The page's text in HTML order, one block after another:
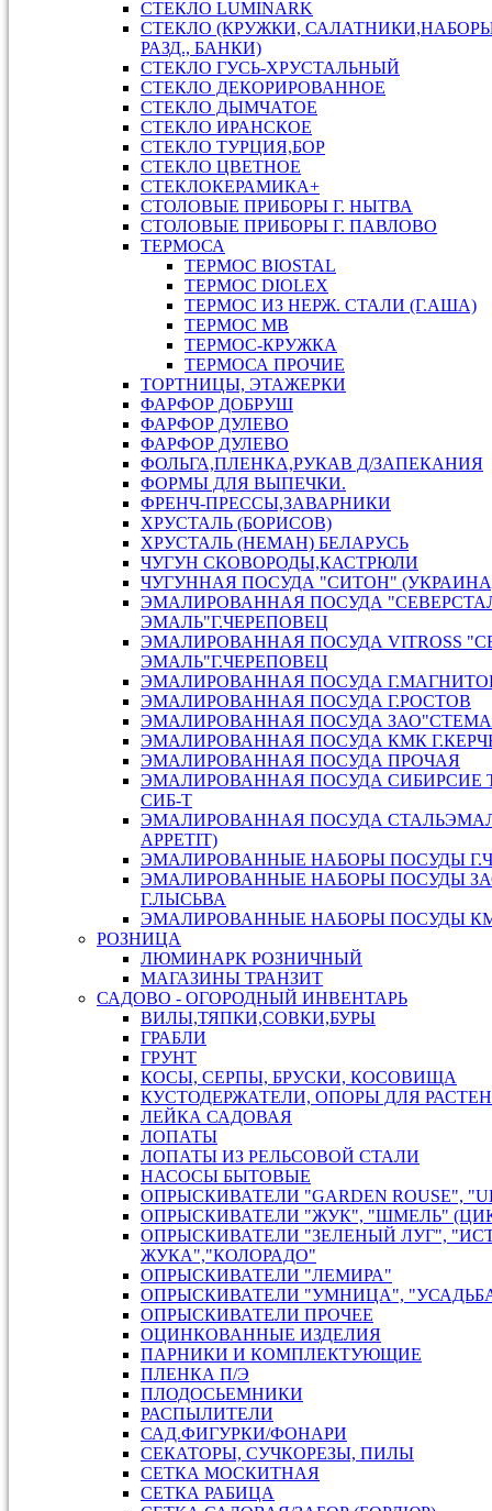
СТЕКЛО LUMINARK
СТЕКЛО (КРУЖКИ,
РАЗД., БАНКИ)
СТЕКЛО ГУСЬ-ХРУСТАЛЬНЫЙ
СТЕКЛО ДЕКОРИРОВАННОЕ
СТЕКЛО ДЫМЧАТОЕ
СТЕКЛО ИРАНСКОЕ
СТЕКЛО ТУРЦИЯ,БОР
СТЕКЛО ЦВЕТНОЕ
СТЕКЛОКЕРАМИКА+
СТОЛОВЫЕ ПРИБОРЫ Г. НЫТВА
СТОЛОВЫЕ ПРИБОРЫ Г. ПАВЛОВО
ТЕРМОСА
ТЕРМОС BIOSTAL
ТЕРМОС DIOLEX
ТЕРМОС ИЗ НЕРЖ. СТАЛИ (Г.АША)
ТЕРМОС МВ
ТЕРМОС-КРУЖКА
ТЕРМОСА ПРОЧИЕ
ТОРТНИЦЫ, ЭТАЖЕРКИ
ФАРФОР ДОБРУШ
ФАРФОР ДУЛЕВО
ФАРФОР ДУЛЕВО
ФОЛЬГА,ПЛЕНКА,РУКАВ Д/ЗАПЕКАНИЯ
ФОРМЫ ДЛЯ ВЫПЕЧКИ.
ФРЕНЧ-ПРЕССЫ,ЗАВАРНИКИ
ХРУСТАЛЬ (БОРИСОВ)
ХРУСТАЛЬ (НЕМАН) БЕЛАРУСЬ
ЧУГУН СКОВОРОДЫ,КАСТРЮЛИ
ЧУГУННАЯ ПОСУДА "СИТОН"
ЭМАЛИРОВАННАЯ ПОСУДА
ЭМАЛЬ"Г.ЧЕРЕПОВЕЦ
ЭМАЛИРОВАННАЯ ПОСУДА VITROSS
ЭМАЛЬ"Г.ЧЕРЕПОВЕЦ
ЭМАЛИРОВАННАЯ ПОСУДА
ЭМАЛИРОВАННАЯ ПОСУДА Г.РОСТОВ
ЭМАЛИРОВАННАЯ ПОСУДА
ЭМАЛИРОВАННАЯ ПОСУДА КМК
ЭМАЛИРОВАННАЯ ПОСУДА ПРОЧАЯ
ЭМАЛИРОВАННАЯ ПОСУДА СИБИРСИЕ
СИБ-Т
ЭМАЛИРОВАННАЯ ПОСУДА
APPETIT)
ЭМАЛИРОВАННЫЕ НАБОРЫ ПОСУДЫ
ЭМАЛИРОВАННЫЕ НАБОРЫ ПОСУДЫ
Г.ЛЫСЬВА
ЭМАЛИРОВАННЫЕ НАБОРЫ ПОСУДЫ
РОЗНИЦА
ЛЮМИНАРК РОЗНИЧНЫЙ
МАГАЗИНЫ ТРАНЗИТ
САДОВО - ОГОРОДНЫЙ ИНВЕНТАРЬ
ВИЛЫ,ТЯПКИ,СОВКИ,БУРЫ
ГРАБЛИ
ГРУНТ
КОСЫ, СЕРПЫ, БРУСКИ, КОСОВИЩА
КУСТОДЕРЖАТЕЛИ, ОПОРЫ ДЛЯ
ЛЕЙКА САДОВАЯ
ЛОПАТЫ
ЛОПАТЫ ИЗ РЕЛЬСОВОЙ СТАЛИ
НАСОСЫ БЫТОВЫЕ
ОПРЫСКИВАТЕЛИ "GARDEN ROUSE",
ОПРЫСКИВАТЕЛИ "ЖУК", "ШМЕЛЬ"
ОПРЫСКИВАТЕЛИ "ЗЕЛЕНЫЙ ЛУГ",
ЖУКА","КОЛОРАДО"
ОПРЫСКИВАТЕЛИ "ЛЕМИРА"
ОПРЫСКИВАТЕЛИ "УМНИЦА",
ОПРЫСКИВАТЕЛИ ПРОЧЕЕ
ОЦИНКОВАННЫЕ ИЗДЕЛИЯ
ПАРНИКИ И КОМПЛЕКТУЮЩИЕ
ПЛЕНКА П/Э
ПЛОДОСЬЕМНИКИ
РАСПЫЛИТЕЛИ
САД.ФИГУРКИ/ФОНАРИ
СЕКАТОРЫ, СУЧКОРЕЗЫ, ПИЛЫ
СЕТКА МОСКИТНАЯ
СЕТКА РАБИЦА